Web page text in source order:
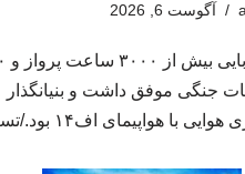
آگوست 6, 2026
شهید
جنگی موفق داشت و بنیانگذار
با هواپیمای اف۱۴ بود./تسنیم